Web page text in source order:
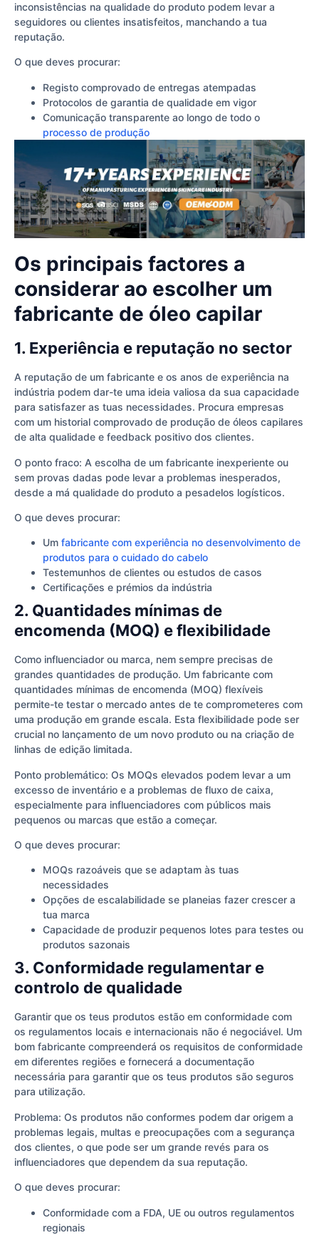
inconsistências na qualidade do produto podem levar a
seguidores ou clientes insatisfeitos, manchando a tua
reputação.
O que deves procurar:
Registo comprovado de entregas atempadas
Protocolos de garantia de qualidade em vigor
Comunicação transparente ao longo de todo o
processo de produção
Os principais factores a
considerar ao escolher um
fabricante de óleo capilar
1. Experiência e reputação no sector
A reputação de um fabricante e os anos de experiência na
indústria podem dar-te uma ideia valiosa da sua capacidade
para satisfazer as tuas necessidades. Procura empresas
com um historial comprovado de produção de óleos capilares
de alta qualidade e feedback positivo dos clientes.
O ponto fraco: A escolha de um fabricante inexperiente ou
sem provas dadas pode levar a problemas inesperados,
desde a má qualidade do produto a pesadelos logísticos.
O que deves procurar:
Um fabricante com experiência no desenvolvimento de
produtos para o cuidado do cabelo
Testemunhos de clientes ou estudos de casos
Certificações e prémios da indústria
2. Quantidades mínimas de
encomenda (MOQ) e flexibilidade
Como influenciador ou marca, nem sempre precisas de
grandes quantidades de produção. Um fabricante com
quantidades mínimas de encomenda (MOQ) flexíveis
permite-te testar o mercado antes de te comprometeres com
uma produção em grande escala. Esta flexibilidade pode ser
crucial no lançamento de um novo produto ou na criação de
linhas de edição limitada.
Ponto problemático: Os MOQs elevados podem levar a um
excesso de inventário e a problemas de fluxo de caixa,
especialmente para influenciadores com públicos mais
pequenos ou marcas que estão a começar.
O que deves procurar:
MOQs razoáveis que se adaptam às tuas
necessidades
Opções de escalabilidade se planeias fazer crescer a
tua marca
Capacidade de produzir pequenos lotes para testes ou
produtos sazonais
3. Conformidade regulamentar e
controlo de qualidade
Garantir que os teus produtos estão em conformidade com
os regulamentos locais e internacionais não é negociável. Um
bom fabricante compreenderá os requisitos de conformidade
em diferentes regiões e fornecerá a documentação
necessária para garantir que os teus produtos são seguros
para utilização.
Problema: Os produtos não conformes podem dar origem a
problemas legais, multas e preocupações com a segurança
dos clientes, o que pode ser um grande revés para os
influenciadores que dependem da sua reputação.
O que deves procurar:
Conformidade com a FDA, UE ou outros regulamentos
regionais